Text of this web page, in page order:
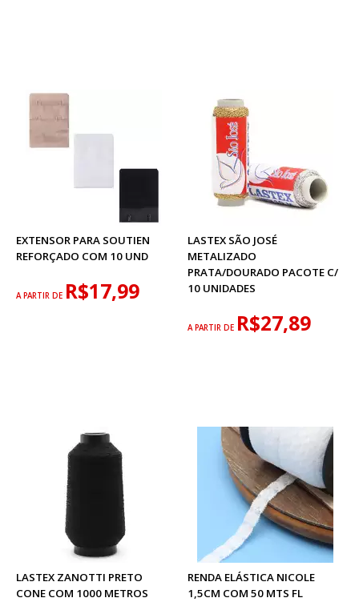
EXTENSOR PARA SOUTIEN
REFORÇADO COM 10 UND
A PARTIR DE R$17,99
LASTEX SÃO JOSÉ
METALIZADO
PRATA/DOURADO PACOTE C/
10 UNIDADES
A PARTIR DE R$27,89
LASTEX ZANOTTI PRETO
CONE COM 1000 METROS
RENDA ELÁSTICA NICOLE
1,5CM COM 50 MTS FL